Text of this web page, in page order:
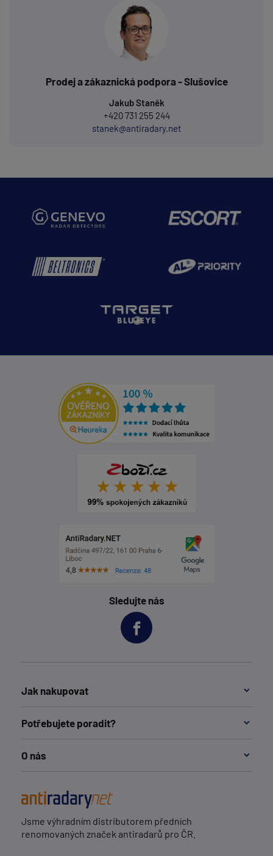
Prodej a zákaznická podpora - Slušovice
Jakub Staněk
+420 731 255 244
stanek@antiradary.net
Sledujte nás
Jak nakupovat
Potřebujete poradit?
O nás
Jsme výhradním distributorem předních
renomovaných značek antiradarů pro ČR.